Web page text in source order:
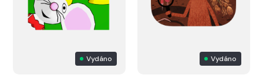
Vydáno Vydáno